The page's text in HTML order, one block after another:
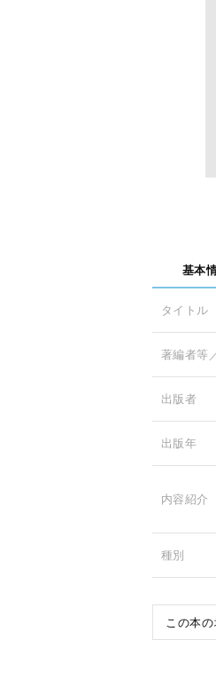
基本
タイトル
著編者等
出版者
出版年
内容紹介
種別
この本